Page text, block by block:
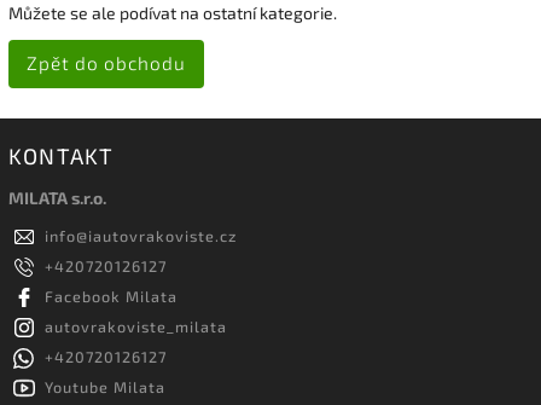
Můžete se ale podívat na ostatní kategorie.
Zpět do obchodu
KONTAKT
MILATA s.r.o.
info@iautovrakoviste.cz
+420720126127
Facebook Milata
autovrakoviste_milata
+420720126127
Youtube Milata